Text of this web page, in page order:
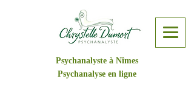
Psychanalyste à Nîmes
Psychanalyse en ligne